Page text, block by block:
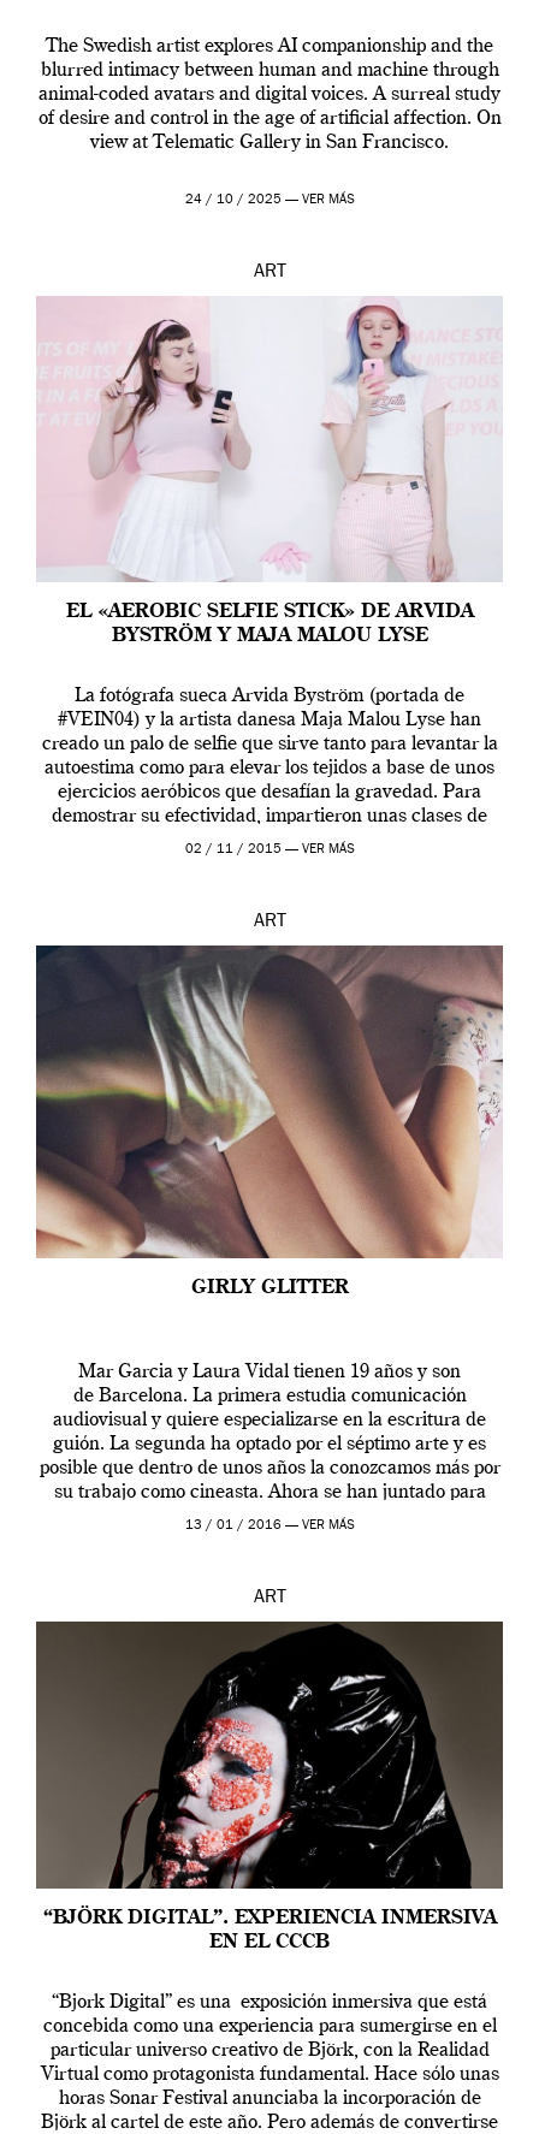
The Swedish artist explores AI companionship and the
blurred intimacy between human and machine through
animal-coded avatars and digital voices. A surreal study
of desire and control in the age of artificial affection. On
view at Telematic Gallery in San Francisco.
24 / 10 / 2025 — VER MÁS
ART
EL «AEROBIC SELFIE STICK» DE ARVIDA
BYSTRÖM Y MAJA MALOU LYSE
La fotógrafa sueca Arvida Byström (portada de
#VEIN04) y la artista danesa Maja Malou Lyse han
creado un palo de selfie que sirve tanto para levantar la
autoestima como para elevar los tejidos a base de unos
ejercicios aeróbicos que desafían la gravedad. Para
demostrar su efectividad, impartieron unas clases de
prueba en el Tate […]
02 / 11 / 2015 — VER MÁS
ART
GIRLY GLITTER
Mar Garcia y Laura Vidal tienen 19 años y son
de Barcelona. La primera estudia comunicación
audiovisual y quiere especializarse en la escritura de
guión. La segunda ha optado por el séptimo arte y es
posible que dentro de unos años la conozcamos más por
su trabajo como cineasta. Ahora se han juntado para
contarnos una […]
13 / 01 / 2016 — VER MÁS
ART
“BJÖRK DIGITAL”. EXPERIENCIA INMERSIVA
EN EL CCCB
“Bjork Digital” es una exposición inmersiva que está
concebida como una experiencia para sumergirse en el
particular universo creativo de Björk, con la Realidad
Virtual como protagonista fundamental. Hace sólo unas
horas Sonar Festival anunciaba la incorporación de
Björk al cartel de este año. Pero además de convertirse